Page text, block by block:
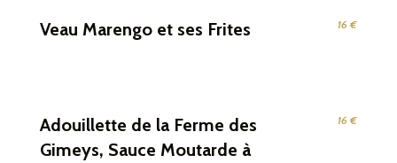
Veau Marengo et ses Frites 16 €
Adouillette de la Ferme des
Gimeys, Sauce Moutarde à
16 €